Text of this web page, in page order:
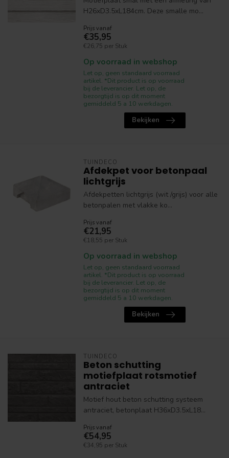
H26xD3.5xL184cm. Deze smalle mo...
Prijs vanaf
€35,95
€26,75 per Stuk
Op voorraad in webshop
Let op, geen standaard voorraad
artikel. *Dit product is op voorraad
bij de leverancier. Let op, de
bezorgtijd is op dit moment
gemiddeld 5 a 10 werkdagen.
Bekijken
TUINDECO
Afdekpet voor betonpaal
lichtgrijs
Afdekpetten lichtgrijs (wit /grijs) voor alle
betonpalen met vlakke ko...
Prijs vanaf
€21,95
€18,55 per Stuk
Op voorraad in webshop
Let op, geen standaard voorraad
artikel. *Dit product is op voorraad
bij de leverancier. Let op, de
bezorgtijd is op dit moment
gemiddeld 5 a 10 werkdagen.
Bekijken
TUINDECO
Beton schutting
motiefplaat rotsmotief
antraciet
Motief hout beton schutting systeem
antraciet, betonplaat H36xD3.5xL18...
Prijs vanaf
€54,95
€34,95 per Stuk